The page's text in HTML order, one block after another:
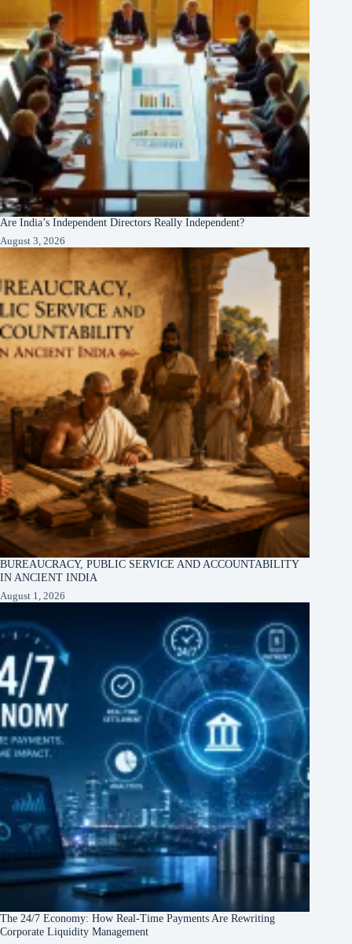
Are India’s Independent Directors Really Independent?
August 3, 2026
BUREAUCRACY, PUBLIC SERVICE AND ACCOUNTABILITY
IN ANCIENT INDIA
August 1, 2026
The 24/7 Economy: How Real-Time Payments Are Rewriting
Corporate Liquidity Management